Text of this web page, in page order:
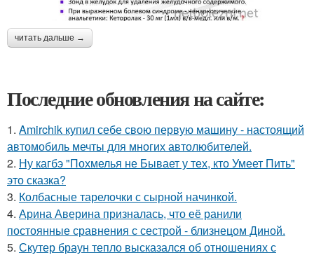
читать дальше →
Последние обновления на сайте:
1. Amirchik купил себе свою первую машину - настоящий
автомобиль мечты для многих автолюбителей.
2. Ну кагбэ "Похмелья не Бывает у тех, кто Умеет Пить"
это сказка?
3. Колбасные тарелочки с сырной начинкой.
4. Арина Аверина призналась, что её ранили
постоянные сравнения с сестрой - близнецом Диной.
5. Скутер браун тепло высказался об отношениях с